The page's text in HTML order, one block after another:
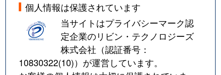
個人情報は保護されています
当サイトはプライバシーマーク認
定企業のリビン・テクノロジーズ
株式会社（認証番号：
10830322(10)）が運営しています。